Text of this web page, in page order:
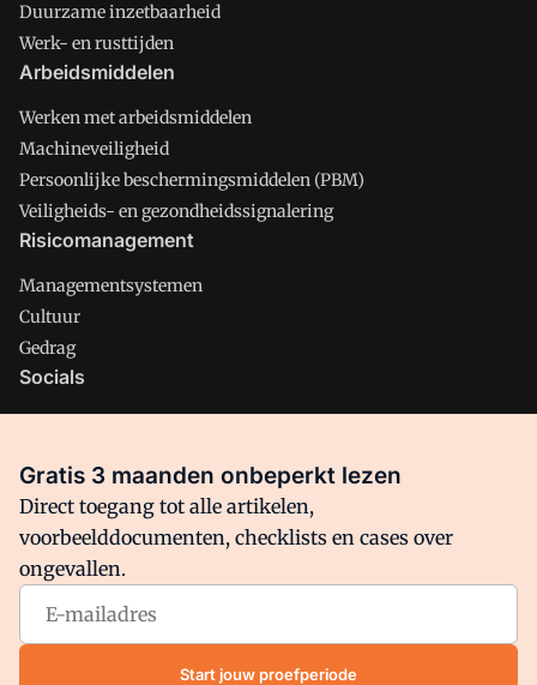
Duurzame inzetbaarheid
Werk- en rusttijden
Arbeidsmiddelen
Werken met arbeidsmiddelen
Machineveiligheid
Persoonlijke beschermingsmiddelen (PBM)
Veiligheids- en gezondheidssignalering
Risicomanagement
Managementsystemen
Cultuur
Gedrag
Socials
Facebook
Arbo is onderdeel van VMN media. Lees inons manifestwaar
VMN media voor staat. Op gebruik van deze site zijn de
volgende regelingen van toepassing:Algemene Voorwaarden
Privacy en Cookie beleid|Privacy instellingen
Gratis 3 maanden onbeperkt lezen
Direct toegang tot alle artikelen,
voorbeelddocumenten, checklists en cases over
ongevallen.
Start jouw proefperiode